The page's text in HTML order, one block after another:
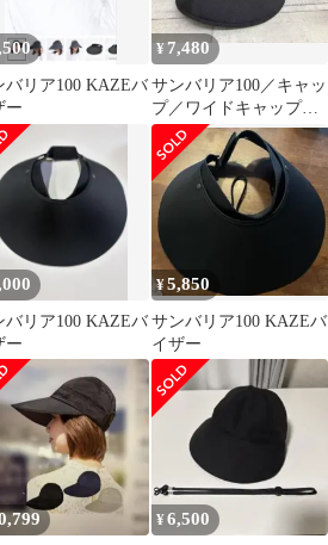
バリア100 KAZEバ
ー
¥7,480
サンバリア100／キャッ
プ／ワイドキャップブ
ラックL 671N003
バリア100 KAZEバ
ー
¥5,850
サンバリア100 KAZEバ
イザー
¥6,500